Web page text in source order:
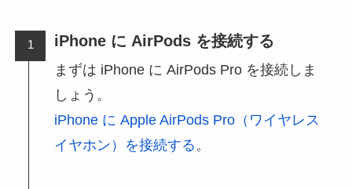
iPhone に AirPods を接続する
まずは iPhone に AirPods Pro を接続しま
しょう。
iPhone に Apple AirPods Pro（ワイヤレス
イヤホン）を接続する。